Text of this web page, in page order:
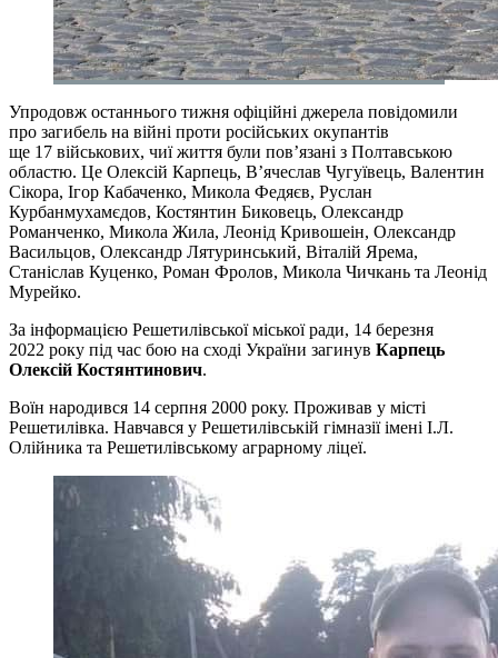
Упродовж останнього тижня офіційні джерела повідомили
про загибель на війні проти російських окупантів
ще 17 військових, чиї життя були пов’язані з Полтавською
областю. Це Олексій Карпець, В’ячеслав Чугуївець, Валентин
Сікора, Ігор Кабаченко, Микола Федяєв, Руслан
Курбанмухамєдов, Костянтин Биковець, Олександр
Романченко, Микола Жила, Леонід Кривошеін, Олександр
Васильцов, Олександр Лятуринський, Віталій Ярема,
Станіслав Куценко, Роман Фролов, Микола Чичкань та Леонід
Мурейко.
За інформацією Решетилівської міської ради, 14 березня
2022 року під час бою на сході України загинув Карпець
Олексій Костянтинович.
Воїн народився 14 серпня 2000 року. Проживав у місті
Решетилівка. Навчався у Решетилівській гімназії імені І.Л.
Олійника та Решетилівському аграрному ліцеї.